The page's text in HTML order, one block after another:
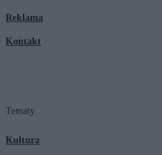
Reklama
Kontakt
Tematy
Kultura